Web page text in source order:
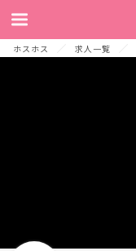
ホスホス 求人一覧
TOP お店からのメッセ